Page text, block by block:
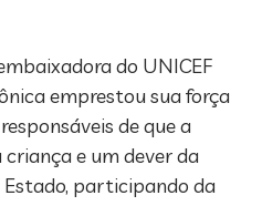
do UNICEF
emprestou sua força
de que a
e um dever da
Estado, participando da